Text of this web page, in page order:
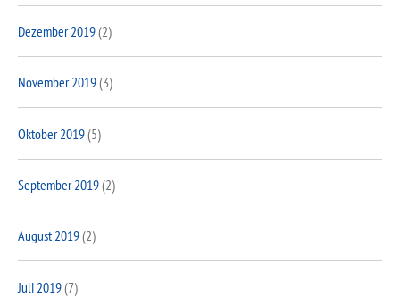
Dezember 2019(2)
November 2019(3)
Oktober 2019(5)
September 2019(2)
August 2019(2)
Juli 2019(7)